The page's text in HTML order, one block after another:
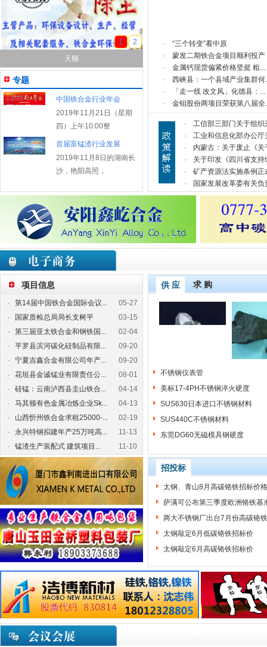
天顺
1 2
专题
中国铁合金行业年会
2019年11月21日（星期
四）上午10:00整
首届富锰渣行业发展
2019年11月8日的湖南长
沙，艳阳高照，
·
“三个转变”看中原
·
蒙发二期铁合金项目顺利投产
·
金属钙现货偏紧价格坚挺 粗...
·
西峡县：一个县域产业集群何
·
「走一线 改文风」化德县：...
·
金钼股份两项目荣获第八届全
·
工信部三部门关于组织
·
工业和信息化部办公厅
·
内蒙古：关于废止《关
·
关于印发《四川省支持
·
矿产资源法实施条例正
·
国家发展改革委有关负
项目信息
· 第14届中国铁合金国际会议...
05-27
·
国家质检总局局长支树平
03-15
·
第三届亚太铁合金和钢铁国...
02-04
·
平罗县滨河碳化硅制品有限...
09-20
·
宁夏吉鑫合金有限公司年产...
09-20
·
花垣县金诚锰业有限责任公...
08-01
·
硅锰：云南泸西县圭山铁合...
04-14
·
马其顿有色金属冶炼企业Sk...
04-13
·
山西忻州铁合金求租25000-...
02-19
·
永兴特钢拟建年产25万吨高...
11-13
·
锰渣生产装配式 建筑项目... 11-10
供 应 求 购
不锈钢仪表管
美标17-4PH不锈钢淬火硬度
SUS630日本进口不锈钢材料
SUS440C不锈钢材料
东莞DG60无磁模具钢硬度
招投标
太钢、青山8月高碳铬铁招标价
萨满可公布第三季度欧洲铬铁基
两大不锈钢厂出台7月份高碳铬
太钢敲定6月低碳铬铁招标价
太钢敲定6月高碳铬铁招标价